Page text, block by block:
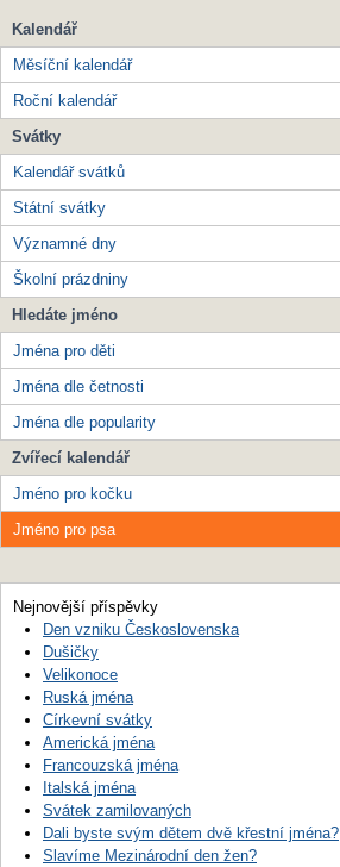
Kalendář
Měsíční kalendář
Roční kalendář
Svátky
Kalendář svátků
Státní svátky
Významné dny
Školní prázdniny
Hledáte jméno
Jména pro děti
Jména dle četnosti
Jména dle popularity
Zvířecí kalendář
Jméno pro kočku
Jméno pro psa
Nejnovější příspěvky
Den vzniku Československa
Dušičky
Velikonoce
Ruská jména
Církevní svátky
Americká jména
Francouzská jména
Italská jména
Svátek zamilovaných
Dali byste svým dětem dvě křestní jména?
Slavíme Mezinárodní den žen?